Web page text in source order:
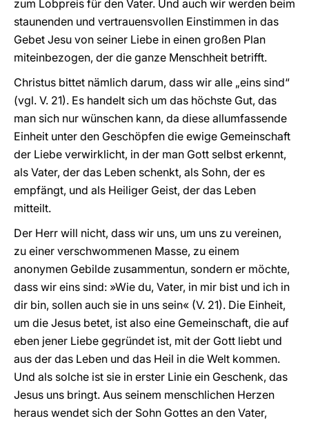
zum Lobpreis für den Vater. Und auch wir werden beim
staunenden und vertrauensvollen Einstimmen in das
Gebet Jesu von seiner Liebe in einen großen Plan
miteinbezogen, der die ganze Menschheit betrifft.
Christus bittet nämlich darum, dass wir alle „eins sind“
(vgl. V. 21). Es handelt sich um das höchste Gut, das
man sich nur wünschen kann, da diese allumfassende
Einheit unter den Geschöpfen die ewige Gemeinschaft
der Liebe verwirklicht, in der man Gott selbst erkennt,
als Vater, der das Leben schenkt, als Sohn, der es
empfängt, und als Heiliger Geist, der das Leben
mitteilt.
Der Herr will nicht, dass wir uns, um uns zu vereinen,
zu einer verschwommenen Masse, zu einem
anonymen Gebilde zusammentun, sondern er möchte,
dass wir eins sind: »Wie du, Vater, in mir bist und ich in
dir bin, sollen auch sie in uns sein« (V. 21). Die Einheit,
um die Jesus betet, ist also eine Gemeinschaft, die auf
eben jener Liebe gegründet ist, mit der Gott liebt und
aus der das Leben und das Heil in die Welt kommen.
Und als solche ist sie in erster Linie ein Geschenk, das
Jesus uns bringt. Aus seinem menschlichen Herzen
heraus wendet sich der Sohn Gottes an den Vater,